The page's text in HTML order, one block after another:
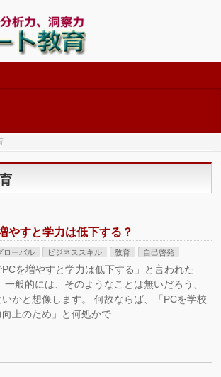
やすと学力は低下する？
ローバル ビジネススキル 敎育 自己啓発
を増やすと学力は低下する」と言われた
般的には、そのようなことは無いだろう、
かと想像します。 何故ならば、「PCを学校
上のため」と何処かで …